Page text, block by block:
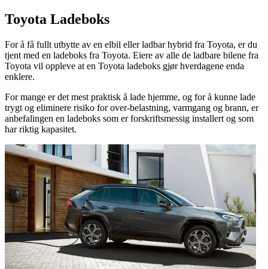
Toyota Ladeboks
For å få fullt utbytte av en elbil eller ladbar hybrid fra Toyota, er du
tjent med en ladeboks fra Toyota. Eiere av alle de ladbare bilene fra
Toyota vil oppleve at en Toyota ladeboks gjør hverdagene enda
enklere.
For mange er det mest praktisk å lade hjemme, og for å kunne lade
trygt og eliminere risiko for over-belastning, varmgang og brann, er
anbefalingen en ladeboks som er forskriftsmessig installert og som
har riktig kapasitet.